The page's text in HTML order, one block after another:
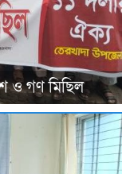
ও গণ মিছিল